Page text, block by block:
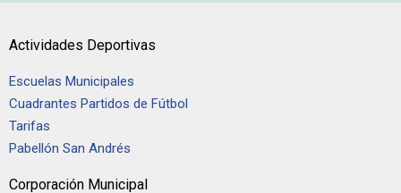
Actividades Deportivas
Escuelas Municipales
Cuadrantes Partidos de Fútbol
Tarifas
Pabellón San Andrés
Corporación Municipal